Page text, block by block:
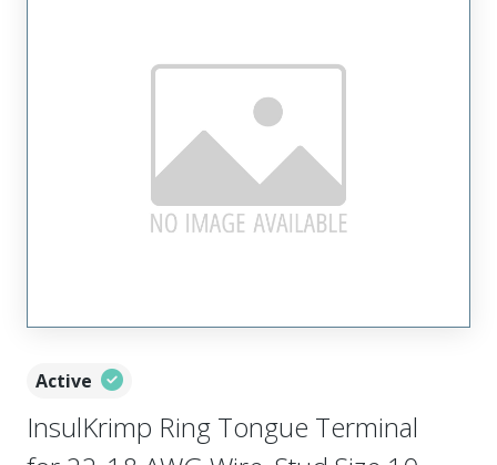
Active
InsulKrimp Ring Tongue Terminal